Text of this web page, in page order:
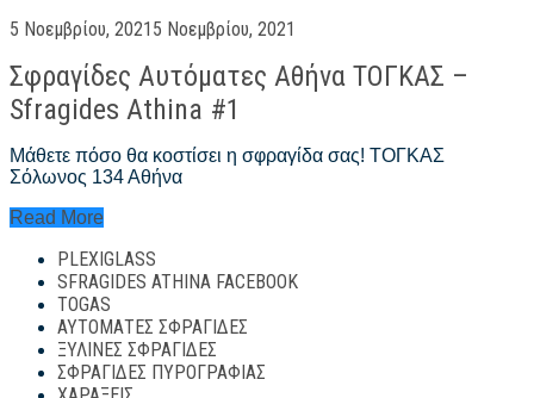
Posted
5 Νοεμβρίου, 2021 5 Νοεμβρίου, 2021
Σφραγίδες Αυτόματες Αθήνα ΤΟΓΚΑΣ –
Sfragides Athina #1
Μάθετε πόσο θα κοστίσει η σφραγίδα σας! ΤΟΓΚΑΣ
Σόλωνος 134 Αθήνα
Σφραγίδες
Αθήνα
ΤΟΓΚΑΣ
Sfragides
Athina
Read More
PLEXIGLASS
SFRAGIDES ATHINA FACEBOOK
TOGAS
ΑΥΤΌΜΑΤΕΣ ΣΦΡΑΓΊΔΕΣ
ΞΎΛΙΝΕΣ ΣΦΡΑΓΊΔΕΣ
ΣΦΡΑΓΊΔΕΣ ΠΥΡΟΓΡΑΦΊΑΣ